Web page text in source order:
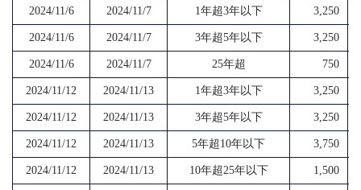
2024/11/6 2024/11/7 1年超3年以下 3,250
2024/11/6 2024/11/7 3年超5年以下 3,250
2024/11/6 2024/11/7 25年超 750
2024/11/12 2024/11/13 1年超3年以下 3,250
2024/11/12 2024/11/13 3年超5年以下 3,250
2024/11/12 2024/11/13 5年超10年以下 3,750
2024/11/12 2024/11/13 10年超25年以下 1,500